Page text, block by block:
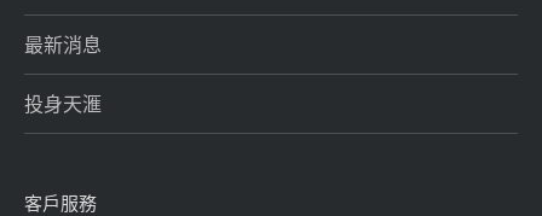
最新消息
投身天滙
客戶服務